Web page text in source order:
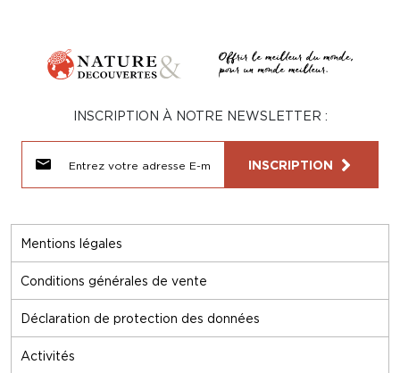
Mentions légales
Conditions générales de vente
Déclaration de protection des données
Activités
INSCRIPTION À NOTRE NEWSLETTER :
INSCRIPTION